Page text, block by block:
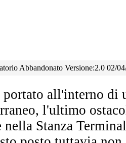
Abbandonato Versione:2.0 02/
all'interno di
l'ultimo
Stanza